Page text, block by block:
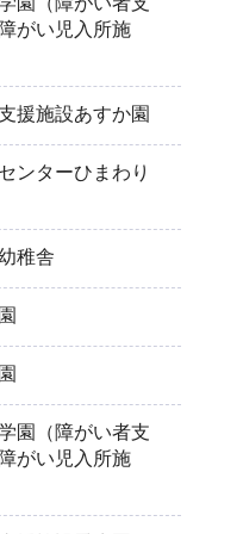
がい児入所施
援施設あすか園
ンターひまわり
稚舎
園（障がい者支
がい児入所施